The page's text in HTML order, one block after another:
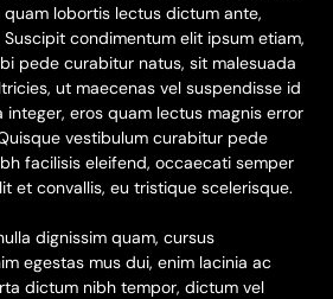
lobortis lectus dictum ante,
condimentum elit ipsum etiam,
pede curabitur natus, sit malesuada
ut maecenas vel suspendisse id
integer, eros quam lectus magnis error
vestibulum curabitur pede
facilisis eleifend, occaecati semper
et convallis, eu tristique scelerisque.
dignissim quam, cursus
egestas mus dui, enim lacinia ac
dictum nibh tempor, dictum vel